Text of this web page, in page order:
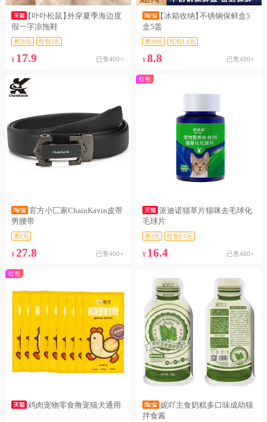
【卟卟松鼠】外穿夏季海边度
假一字凉拖鞋
券20元 红包2元
¥ 17.9 已售400+
【冰箱收纳】不锈钢保鲜盒5
盒5盖
券20元 红包1.1元
¥8.8 已售400+
官方小匸家ChainKavin皮带
男腰带
券2元
¥ 27.8 已售400+
红包
派迪诺猫草片猫咪去毛球化
毛球片
券2元 红包1.5元
¥ 16.4 已售400+
红包
鸡肉宠物零食撸宠猫犬通用
妮吖主食奶糕多口味成幼猫
拌食酱